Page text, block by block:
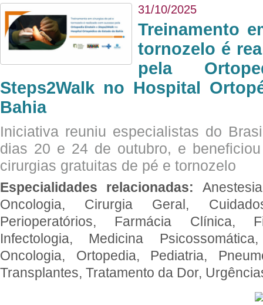
31/10/2025
Treinamento
tornozelo é
pela
Steps2Walk no Hospital
Bahia
Iniciativa reuniu especialistas do
dias 20 e 24 de outubro, e
cirurgias gratuitas de pé e tornozelo
Especialidades relacionadas:
Oncologia, Cirurgia Geral,
Perioperatórios, Farmácia Clínica,
Infectologia, Medicina
Oncologia, Ortopedia, Pediatria,
Transplantes, Tratamento da Dor,